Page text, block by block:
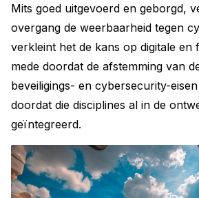
Mits goed uitgevoerd en geborgd,
overgang de weerbaarheid tegen
verkleint het de kans op digitale en
mede doordat de afstemming van
beveiligings- en cybersecurity-
doordat die disciplines al in de
geïntegreerd.